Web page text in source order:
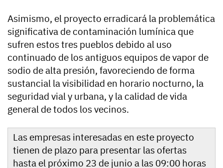
Asimismo, el proyecto erradicará la problemática
significativa de contaminación lumínica que
sufren estos tres pueblos debido al uso
continuado de los antiguos equipos de vapor de
sodio de alta presión, favoreciendo de forma
sustancial la visibilidad en horario nocturno, la
seguridad vial y urbana, y la calidad de vida
general de todos los vecinos.
Las empresas interesadas en este proyecto
tienen de plazo para presentar las ofertas
hasta el próximo 23 de junio a las 09:00 horas